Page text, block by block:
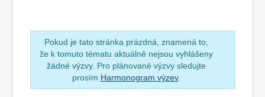
Pokud je tato stránka prázdná, znamená to,
že k tomuto tématu aktuálně nejsou vyhlášeny
žádné výzvy. Pro plánované výzvy sledujte
prosím Harmonogram výzev.